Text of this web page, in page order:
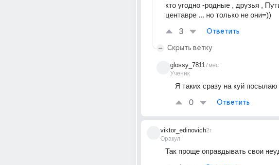
кто угодно -родные , друзья ,
центавре ... но только не они=))
3 Ответить
Скрыть ветку
glossy_7811
Ученик
7мес
Я таких сразу на куй посылаю
0 Ответить
viktor_edinovich
Оракул
2г
Так проще оправдывать свои